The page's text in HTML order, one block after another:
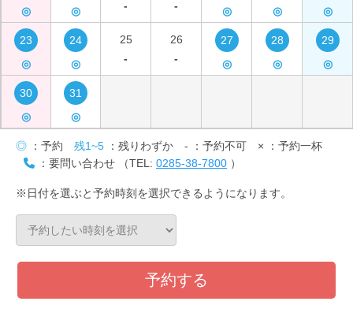
◎
◎
-
-
◎
◎
◎
23
◎
24
◎
25
-
26
-
27
◎
28
◎
29
◎
30
◎
31
◎
◎ ：予約 残1~5 ：残りわずか - ：予約不可 × ：予約一杯
：要問い合わせ （TEL: 0285-38-7800 ）
※日付を選ぶと予約時刻を選択できるようになります。
予約する